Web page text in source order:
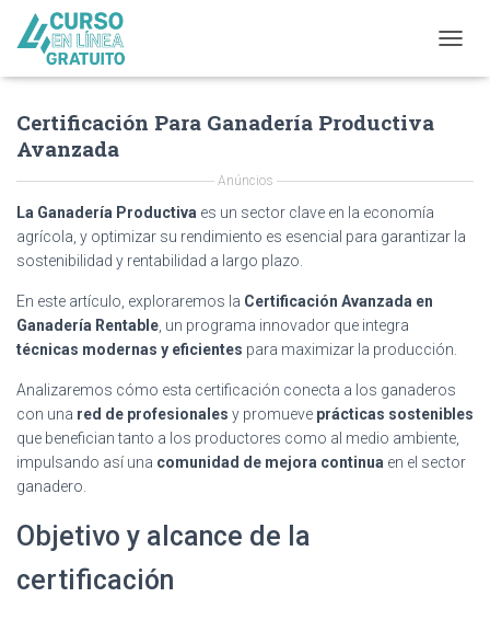
O
N
O
Certificación Para Ganadería Productiva
Avanzada
Anúncios
La Ganadería Productiva es un sector clave en la economía
agrícola, y optimizar su rendimiento es esencial para garantizar la
sostenibilidad y rentabilidad a largo plazo.
En este artículo, exploraremos la Certificación Avanzada en
Ganadería Rentable , un programa innovador que integra
técnicas modernas y eficientes para maximizar la producción.
Analizaremos cómo esta certificación conecta a los ganaderos
con una red de profesionales y promueve prácticas sostenibles
que benefician tanto a los productores como al medio ambiente,
impulsando así una comunidad de mejora continua en el sector
ganadero.
Objetivo y alcance de la
certificación